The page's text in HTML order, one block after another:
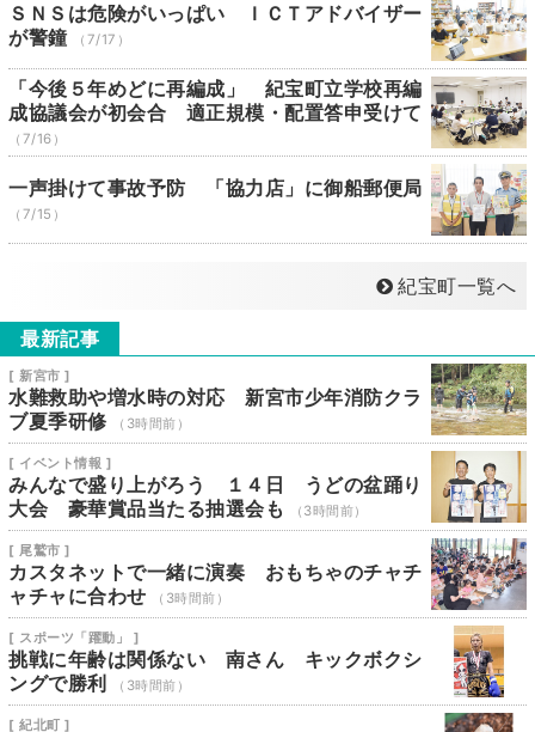
ＳＮＳは危険がいっぱい ＩＣＴアドバイザー
が警鐘
（7/17）
「今後５年めどに再編成」 紀宝町立学校再編
成協議会が初会合 適正規模・配置答申受けて
（7/16）
一声掛けて事故予防 「協力店」に御船郵便局
（7/15）
紀宝町一覧へ
最新記事
[ 新宮市 ]
水難救助や増水時の対応 新宮市少年消防クラ
ブ夏季研修
（3時間前）
[ イベント情報 ]
みんなで盛り上がろう １４日 うどの盆踊り
大会 豪華賞品当たる抽選会も
（3時間前）
[ 尾鷲市 ]
カスタネットで一緒に演奏 おもちゃのチャチ
ャチャに合わせ
（3時間前）
[ スポーツ「躍動」 ]
挑戦に年齢は関係ない 南さん キックボクシ
ングで勝利
（3時間前）
[ 紀北町 ]